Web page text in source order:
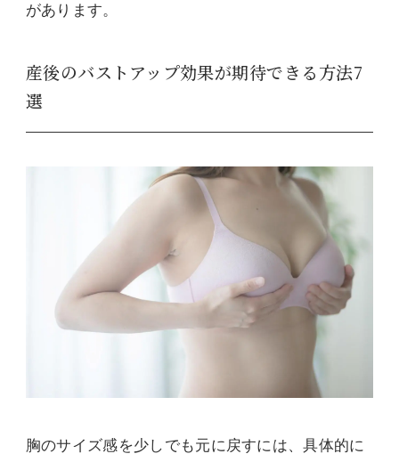
があります。
産後のバストアップ効果が期待できる方法7
選
胸のサイズ感を少しでも元に戻すには、具体的に